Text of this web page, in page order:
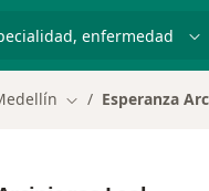
Cambiar de ciudad
Esperanza